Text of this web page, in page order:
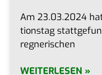
Am 23.03.2024
ti­ons­tag
regnerischen
WEITERLESEN »